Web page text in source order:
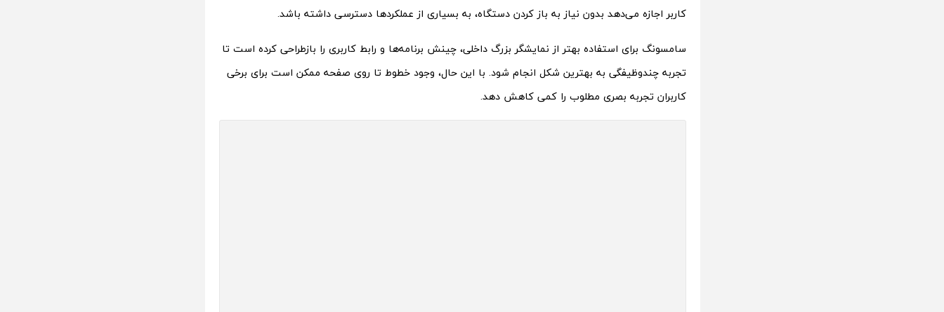
کاربر اجازه می‌دهد بدون نیاز به باز کردن دستگاه، به بسیاری از عملکردها دسترسی داشته باشد.
سامسونگ برای استفاده بهتر از نمایشگر بزرگ داخلی، چینش برنامه‌ها و رابط کاربری را بازطراحی کرده است تا
تجربه چندوظیفگی به بهترین شکل انجام شود. با این حال، وجود خطوط تا روی صفحه ممکن است برای برخی
کاربران تجربه بصری مطلوب را کمی کاهش دهد.